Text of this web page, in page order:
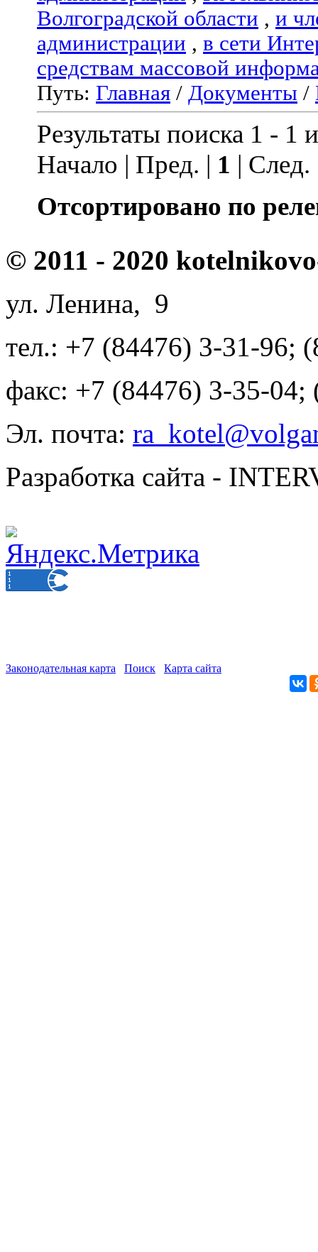
Волгоградской области , и
администрации , в сети
средствам массовой
Путь: Главная / Документы /
Результаты поиска 1 - 1
Начало | Пред. | 1 |
Отсортировано по
© 2011 - 2020
ул. Ленина, 9
тел.: +7 (84476) 3-31-96;
факс: +7 (84476) 3-35-04;
Эл. почта:
Разработка сайта -
Законодательная карта Поиск Карта сайта